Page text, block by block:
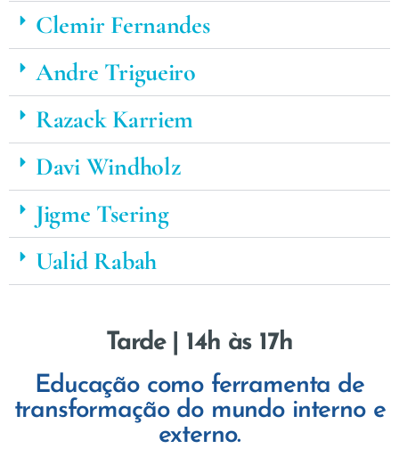
Clemir Fernandes
Andre Trigueiro
Razack Karriem
Davi Windholz
Jigme Tsering
Ualid Rabah
Tarde | 14h às 17h
Educação como ferramenta de
transformação do mundo interno e
externo.